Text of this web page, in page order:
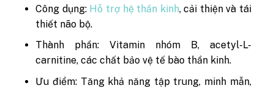
Công dụng: Hỗ trợ hệ thần kinh, cải thiện và tái
thiết não bộ.
Thành phần: Vitamin nhóm B, acetyl-L-
carnitine, các chất bảo vệ tế bào thần kinh.
Ưu điểm: Tăng khả năng tập trung, minh mẫn,